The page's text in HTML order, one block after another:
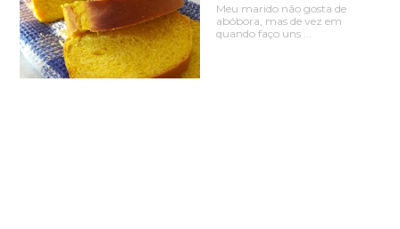
Meu marido não gosta de
abóbora, mas de vez em
quando faço uns ...